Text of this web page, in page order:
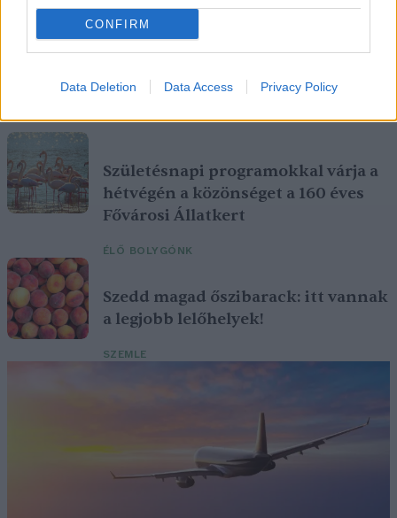
CONFIRM
Data Deletion Data Access Privacy Policy
Ezt a növényt már az őskorban is ismerték, a népi gyógyászatban
Születésnapi programokkal várja a
hétvégén a közönséget a 160 éves
Fővárosi Állatkert
ÉLŐ BOLYGÓNK
Szedd magad őszibarack: itt vannak
a legjobb lelőhelyek!
SZEMLE